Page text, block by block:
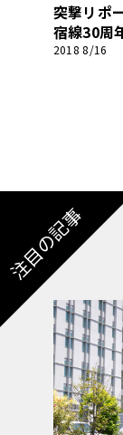
突撃リポ
宿線30周
2018 8/16
注目の記事